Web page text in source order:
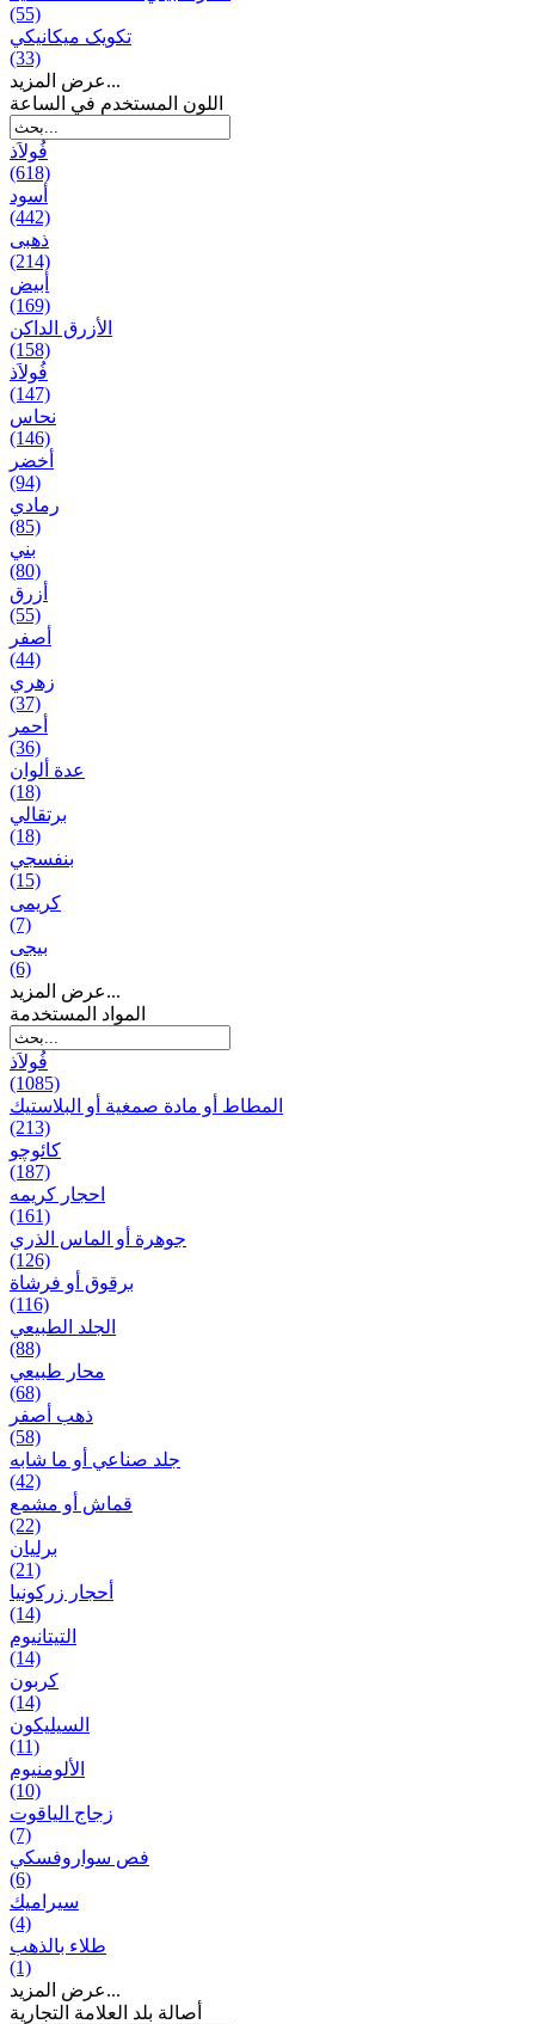
(55)
تکویک ميكانيكي
(33)
عرض المزيد...
اللون المستخدم في الساعة
فُولاَذ
(618)
أسود
(442)
ذهبی
(214)
أبيض
(169)
الأزرق الداكن
(158)
فُولاَذ
(147)
نحاس
(146)
أخضر
(94)
رمادي
(85)
بني
(80)
أزرق
(55)
أصفر
(44)
زهري
(37)
أحمر
(36)
عدة ألوان
(18)
برتقالي
(18)
بنفسجي
(15)
کریمی
(7)
بيجی
(6)
عرض المزيد...
المواد المستخدمة
فُولاَذ
(1085)
المطاط أو مادة صمغية أو البلاستيك
(213)
کائوچو
(187)
احجار کریمه
(161)
جوهرة أو الماس الذري
(126)
برقوق أو فرشاة
(116)
الجلد الطبيعي
(88)
محار طبيعي
(68)
ذهب أصفر
(58)
جلد صناعي أو ما شابه
(42)
قماش أو مشمع
(22)
برلیان
(21)
أحجار زركونيا
(14)
التيتانيوم
(14)
كربون
(14)
السيليكون
(11)
الألومنيوم
(10)
زجاج الياقوت
(7)
فص سواروفسكي
(6)
سيراميك
(4)
طلاء بالذهب
(1)
عرض المزيد...
أصالة بلد العلامة التجارية